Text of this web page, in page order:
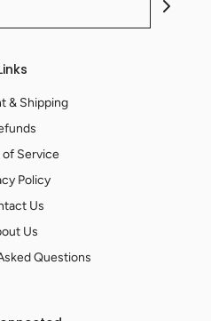
& Shipping
of Service
Policy
Us
Us
Questions